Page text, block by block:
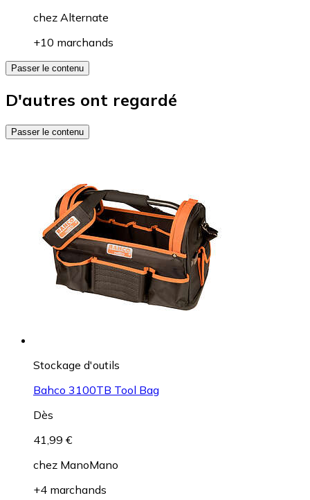
chez Alternate
+10 marchands
Passer le contenu
D'autres ont regardé
Passer le contenu
Stockage d'outils
Bahco 3100TB Tool Bag
Dès
41,99 €
chez ManoMano
+4 marchands